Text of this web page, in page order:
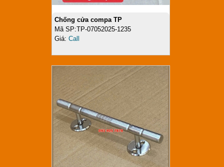
Chống cửa compa TP
Mã SP:TP-07052025-1235
Giá: Call